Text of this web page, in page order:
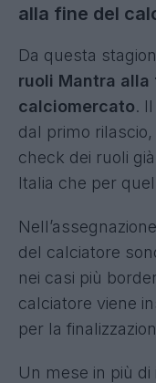
capire a che
Molina che per
invece deve
Difficile che torni
lascerà l'Inter,
scadenza e ad
sul rinnovo".
Novità Mantra:
alla fine del
Da questa
ruoli Mantra alla
dal primo